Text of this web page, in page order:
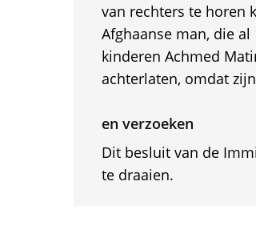
van rechters te horen
Afghaanse man, die
kinderen Achmed
achterlaten, omdat
en verzoeken
Dit besluit van de
te draaien.